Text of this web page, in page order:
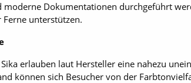
Dokumentationen durchgeführt
unterstützen.
erlauben laut Hersteller eine nahezu
können sich Besucher von der